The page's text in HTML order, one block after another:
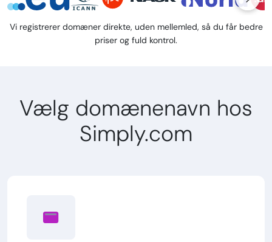
Vi registrerer domæner direkte, uden mellemled, så du får bedre
priser og fuld kontrol.
Vælg domænenavn hos
Simply.com